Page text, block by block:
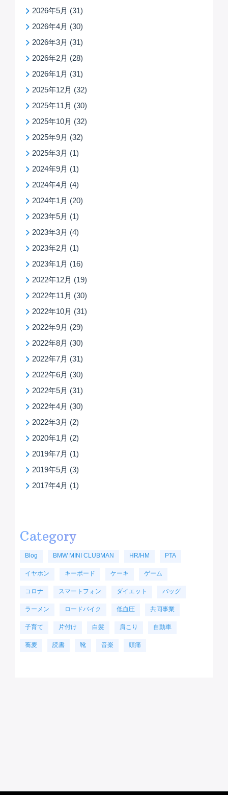
2026年5月 (31)
2026年4月 (30)
2026年3月 (31)
2026年2月 (28)
2026年1月 (31)
2025年12月 (32)
2025年11月 (30)
2025年10月 (32)
2025年9月 (32)
2025年3月 (1)
2024年9月 (1)
2024年4月 (4)
2024年1月 (20)
2023年5月 (1)
2023年3月 (4)
2023年2月 (1)
2023年1月 (16)
2022年12月 (19)
2022年11月 (30)
2022年10月 (31)
2022年9月 (29)
2022年8月 (30)
2022年7月 (31)
2022年6月 (30)
2022年5月 (31)
2022年4月 (30)
2022年3月 (2)
2020年1月 (2)
2019年7月 (1)
2019年5月 (3)
2017年4月 (1)
Category
Blog BMW MINI CLUBMAN HR/HM PTA
イヤホン キーボード ケーキ ゲーム
コロナ スマートフォン ダイエット バッグ
ラーメン ロードバイク 低血圧 共同事業
子育て 片付け 白髪 肩こり 自動車
蕎麦 読書 靴 音楽 頭痛